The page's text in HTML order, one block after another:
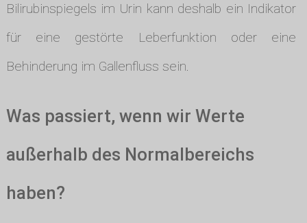
Bilirubinspiegels im Urin kann deshalb ein Indikator
für eine gestörte Leberfunktion oder eine
Behinderung im Gallenfluss sein.
Was passiert, wenn wir Werte
außerhalb des Normalbereichs
haben?